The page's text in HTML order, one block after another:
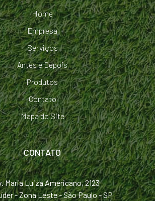
Home
Empresa
Serviços
Antes e Depois
Produtos
Contato
Mapa do Site
CONTATO
Maria Luiza Americano, 2123
- Zona Leste - São Paulo - SP